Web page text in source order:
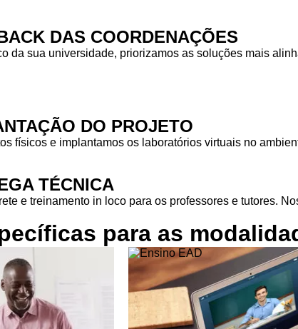
DAS COORDENAÇÕES
da sua universidade, priorizamos as soluções mais
DO PROJETO
físicos e implantamos os laboratórios virtuais no
TÉCNICA
e treinamento in loco para os professores e tutores.
para as